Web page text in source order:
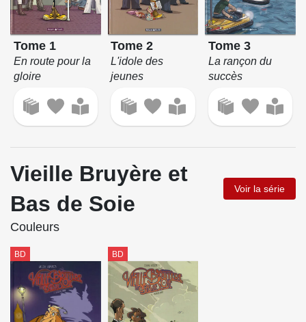
Tome 1
En route pour la
gloire
Tome 2
L'idole des
jeunes
Tome 3
La rançon du
succès
Vieille Bruyère et
Bas de Soie
Voir la série
Couleurs
BD BD